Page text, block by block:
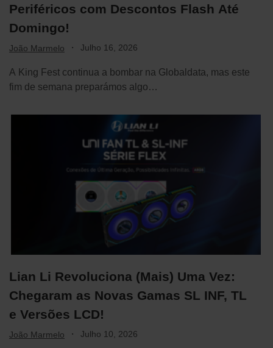
Periféricos com Descontos Flash Até
Domingo!
João Marmelo · Julho 16, 2026
A King Fest continua a bombar na Globaldata, mas este
fim de semana preparámos algo…
Lian Li Revoluciona (Mais) Uma Vez:
Chegaram as Novas Gamas SL INF, TL
e Versões LCD!
João Marmelo · Julho 10, 2026